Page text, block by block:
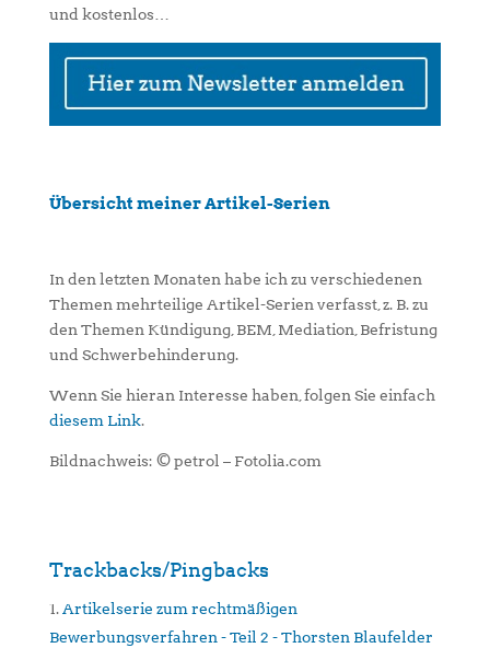
und kostenlos…
Übersicht meiner Artikel-Serien
In den letzten Monaten habe ich zu verschiedenen
Themen mehrteilige Artikel-Serien verfasst, z. B. zu
den Themen Kündigung, BEM, Mediation, Befristung
und Schwerbehinderung.
Wenn Sie hieran Interesse haben, folgen Sie einfach
diesem Link.
Bildnachweis: © petrol – Fotolia.com
Trackbacks/Pingbacks
Artikelserie zum rechtmäßigen
Bewerbungsverfahren - Teil 2 - Thorsten Blaufelder